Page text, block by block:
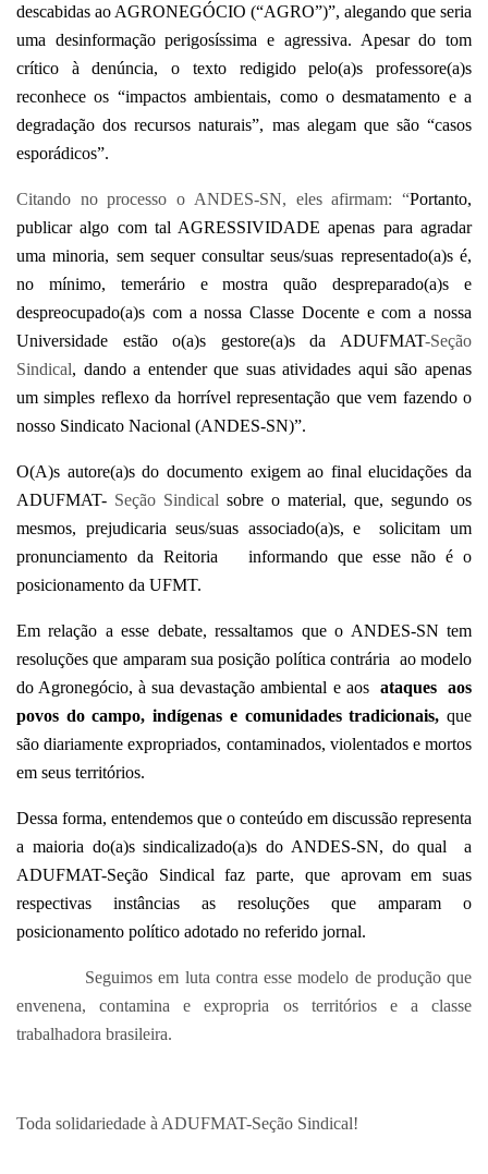
descabidas ao AGRONEGÓCIO (“AGRO”)”, alegando que seria
uma desinformação perigosíssima e agressiva. Apesar do tom
crítico à denúncia, o texto redigido pelo(a)s professore(a)s
reconhece os “impactos ambientais, como o desmatamento e a
degradação dos recursos naturais”, mas alegam que são “casos
esporádicos”.
Citando no processo o ANDES-SN, eles afirmam: “Portanto,
publicar algo com tal AGRESSIVIDADE apenas para agradar
uma minoria, sem sequer consultar seus/suas representado(a)s é,
no mínimo, temerário e mostra quão despreparado(a)s e
despreocupado(a)s com a nossa Classe Docente e com a nossa
Universidade estão o(a)s gestore(a)s da ADUFMAT-Seção
Sindical, dando a entender que suas atividades aqui são apenas
um simples reflexo da horrível representação que vem fazendo o
nosso Sindicato Nacional (ANDES-SN)”.
O(A)s autore(a)s do documento exigem ao final elucidações da
ADUFMAT- Seção Sindical sobre o material, que, segundo os
mesmos, prejudicaria seus/suas associado(a)s, e solicitam um
pronunciamento da Reitoria informando que esse não é o
posicionamento da UFMT.
Em relação a esse debate, ressaltamos que o ANDES-SN tem
resoluções que amparam sua posição política contrária ao modelo
do Agronegócio, à sua devastação ambiental e aos ataques aos
povos do campo, indígenas e comunidades tradicionais, que
são diariamente expropriados, contaminados, violentados e mortos
em seus territórios.
Dessa forma, entendemos que o conteúdo em discussão representa
a maioria do(a)s sindicalizado(a)s do ANDES-SN, do qual a
ADUFMAT-Seção Sindical faz parte, que aprovam em suas
respectivas instâncias as resoluções que amparam o
posicionamento político adotado no referido jornal.
Seguimos em luta contra esse modelo de produção que
envenena, contamina e expropria os territórios e a classe
trabalhadora brasileira.
Toda solidariedade à ADUFMAT-Seção Sindical!